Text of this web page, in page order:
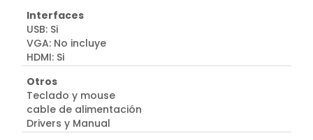
Interfaces
USB: Si
VGA: No incluye
HDMI: Si
Otros
Teclado y mouse
cable de alimentación
Drivers y Manual